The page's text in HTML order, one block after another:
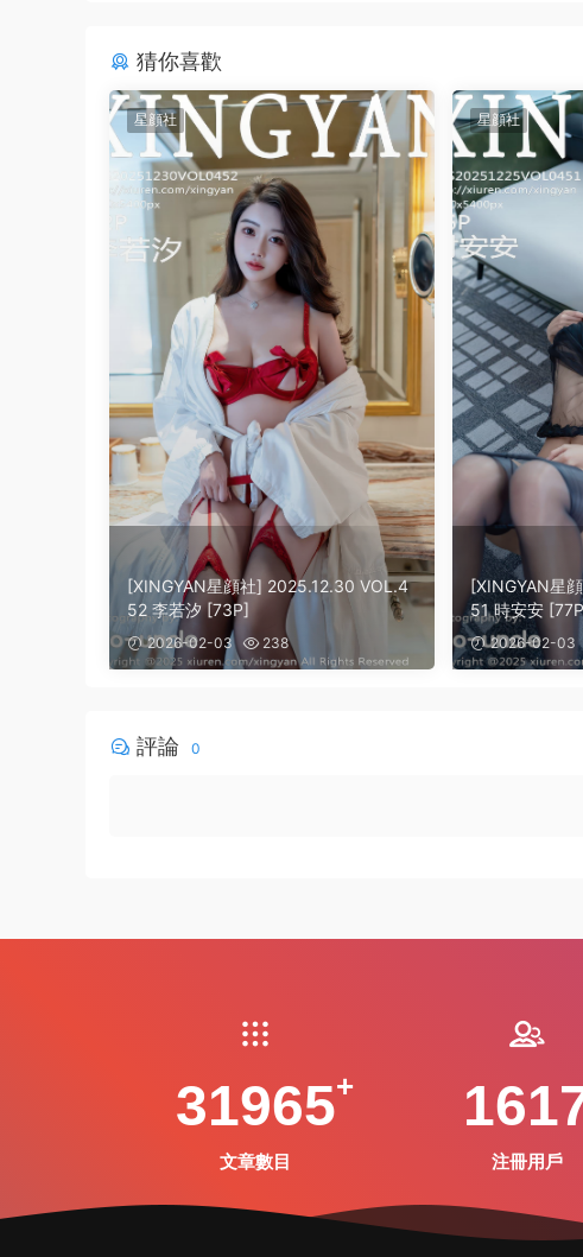
猜你喜歡
星顔社
[XINGYAN星顔社] 2025.12.30 VOL.4
52 李若汐 [73P]
2026-02-03 238
星顔社
[XINGYAN星
51 時安安
2026-02-03
評論 0
31965
文章數目 注冊用戶